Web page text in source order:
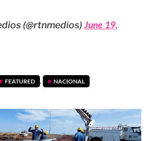
(@rtnmedios)June 19,
FEATURED , NACIONAL